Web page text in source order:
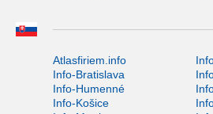
Atlasfiriem.info
Info-Bratislava
Info-Humenné
Info-Košice